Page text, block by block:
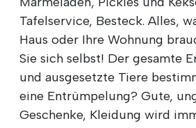
Tafelservice, Besteck. Alles,
Haus oder Ihre Wohnung
Sie sich selbst! Der gesamte
und ausgesetzte Tiere
eine Entrümpelung? Gute,
Geschenke, Kleidung wird